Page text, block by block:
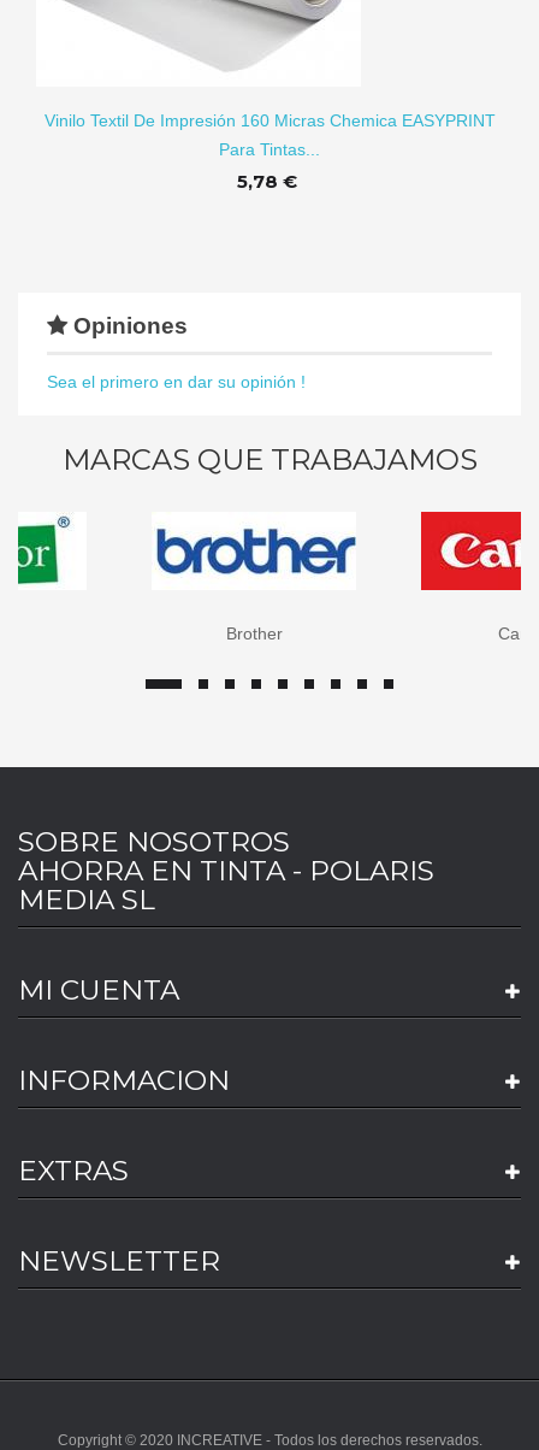
Vinilo Textil De Impresión 160 Micras Chemica EASYPRINT
Para Tintas...
5,78 €
Opiniones
Sea el primero en dar su opinión !
MARCAS QUE TRABAJAMOS
SOBRE NOSOTROS
AHORRA EN TINTA - POLARIS
MEDIA SL
MI CUENTA
INFORMACION
EXTRAS
NEWSLETTER
Copyright © 2020 INCREATIVE - Todos los derechos reservados.